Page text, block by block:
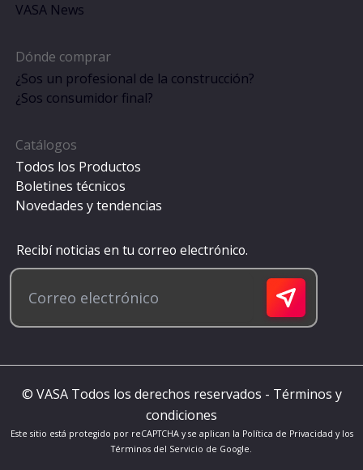
VASA News
Dónde comprar
¿Sos un profesional de la construcción?
¿Sos consumidor final?
Catálogos
Todos los Productos
Boletines técnicos
Novedades y tendencias
Recibí noticias en tu correo electrónico.
© VASA Todos los derechos reservados - Términos y
condiciones
Este sitio está protegido por reCAPTCHA y se aplican la Política de Privacidad y los
Términos del Servicio de Google.